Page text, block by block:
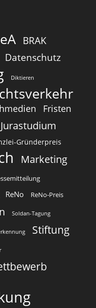
BRAK
Datenschutz
Diktieren
Fristen
Jurastudium
Gründerpreis
Marketing
ReNo ReNo-Preis
Soldan-Tagung
Stiftung